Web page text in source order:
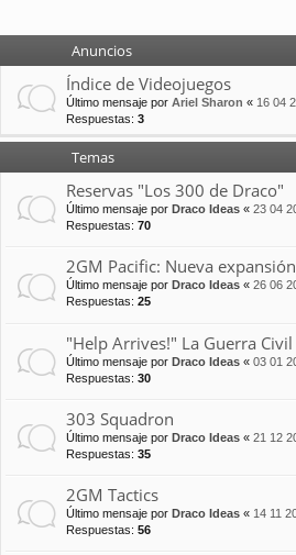
Anuncios
Índice de Videojuegos
Último mensaje por Ariel Sharon « 16 04
Respuestas: 3
Temas
Reservas "Los 300 de Draco"
Último mensaje por Draco Ideas « 23 04
Respuestas: 70
2GM Pacific: Nueva
Último mensaje por Draco Ideas « 26 06
Respuestas: 25
"Help Arrives!" La Guerra
Último mensaje por Draco Ideas « 03 01
Respuestas: 30
303 Squadron
Último mensaje por Draco Ideas « 21 12
Respuestas: 35
2GM Tactics
Último mensaje por Draco Ideas « 14 11
Respuestas: 56